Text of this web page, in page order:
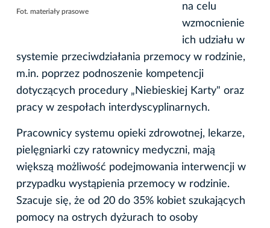
Fot. materiały prasowe
na celu
wzmocnienie
ich udziału w
systemie przeciwdziałania przemocy w rodzinie,
m.in. poprzez podnoszenie kompetencji
dotyczących procedury „Niebieskiej Karty" oraz
pracy w zespołach interdyscyplinarnych.
Pracownicy systemu opieki zdrowotnej, lekarze,
pielęgniarki czy ratownicy medyczni, mają
większą możliwość podejmowania interwencji w
przypadku wystąpienia przemocy w rodzinie.
Szacuje się, że od 20 do 35% kobiet szukających
pomocy na ostrych dyżurach to osoby